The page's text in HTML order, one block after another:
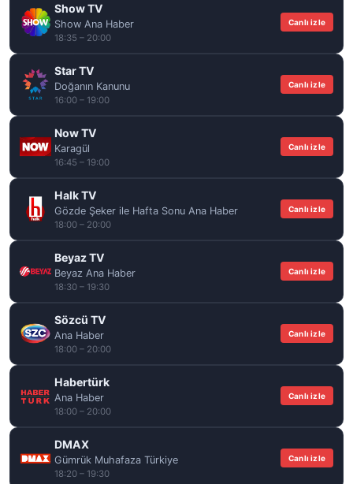
Show TV
Show Ana Haber
18:35 – 20:00
Canlı izle
Star TV
Doğanın Kanunu
16:00 – 19:00
Canlı izle
Now TV
Karagül
16:45 – 19:00
Canlı izle
Halk TV
Gözde Şeker ile Hafta Sonu Ana Haber
18:00 – 20:00
Canlı izle
Beyaz TV
Beyaz Ana Haber
18:30 – 19:30
Canlı izle
Sözcü TV
Ana Haber
18:00 – 20:00
Canlı izle
Habertürk
Ana Haber
18:00 – 20:00
Canlı izle
DMAX
Gümrük Muhafaza Türkiye
18:20 – 19:30
Canlı izle